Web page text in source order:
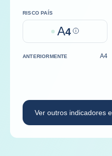
RISCO PAÍS
A4 Help
ANTERIORMENTE A4
Ver outros indicadores